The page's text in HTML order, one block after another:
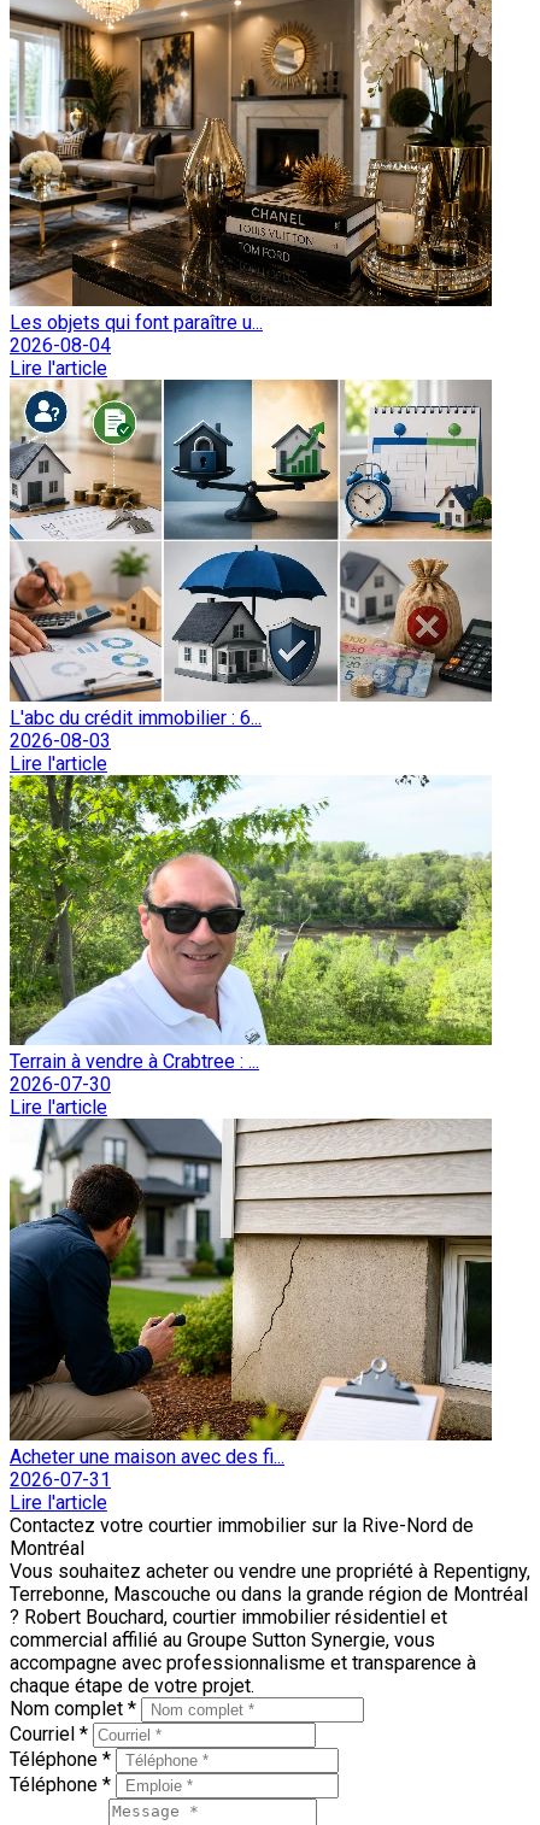
Les objets qui font paraître u...
2026-08-04
Lire l'article
L'abc du crédit immobilier : 6...
2026-08-03
Lire l'article
Terrain à vendre à Crabtree : ...
2026-07-30
Lire l'article
Acheter une maison avec des fi...
2026-07-31
Lire l'article
Contactez votre courtier immobilier sur la Rive-Nord de
Montréal
Vous souhaitez acheter ou vendre une propriété à Repentigny,
Terrebonne, Mascouche ou dans la grande région de Montréal
? Robert Bouchard, courtier immobilier résidentiel et
commercial affilié au Groupe Sutton Synergie, vous
accompagne avec professionnalisme et transparence à
chaque étape de votre projet.
Nom complet *
Courriel *
Téléphone *
Téléphone *